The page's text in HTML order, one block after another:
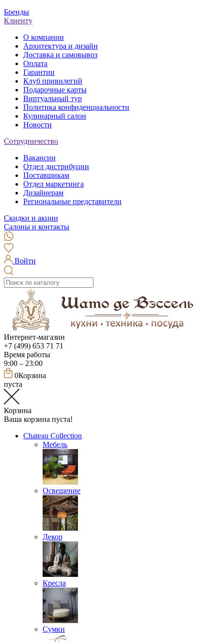
Бренды
Клиенту
О компании
Архитектура и дизайн
Доставка и самовывоз
Оплата
Гарантии
Клуб привилегий
Подарочные карты
Виртуальный тур
Политика конфиденциальности
Кулинарный салон
Новости
Сотрудничество
Вакансии
Отдел дистрибуции
Поставщикам
Отдел маркетинга
Дизайнерам
Региональные представители
Скидки и акции
Салоны и контакты
Войти
Интернет-магазин
+7 (499) 653 71 71
Время работы
9:00 – 23:00
0Корзина
пуста
Корзина
Ваша корзина пуста!
Chateau Collection
Мебель
Освещение
Декор
Кресла
Сумки